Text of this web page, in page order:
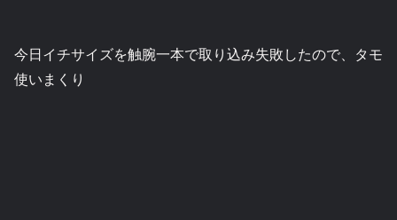
今日イチサイズを触腕一本で取り込み失敗したので、タモ
使いまくり